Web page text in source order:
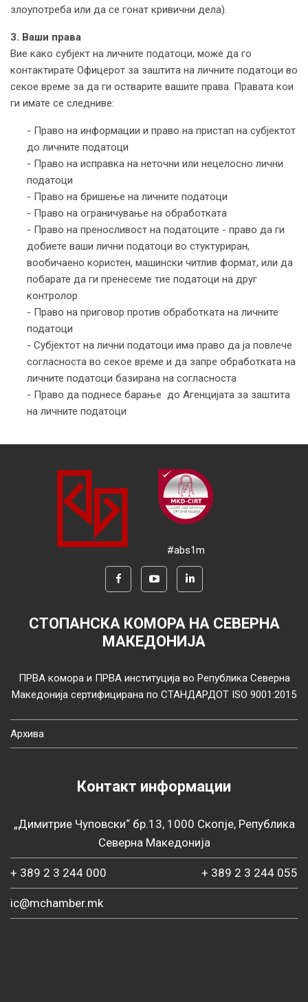
злоупотреба или да се гонат кривични дела).
3. Ваши права
Вие како субјект на личните податоци, може да го
контактирате Офицерот за заштита на личните податоци во
секое време за да ги остварите вашите права. Правата кои
ги имате се следниве:
- Право на информации и право на пристап на субјектот
до личните податоци
- Право на исправка на неточни или нецелосно лични
податоци
- Право на бришење на личните податоци
- Право на ограничување на обработката
- Право на преносливост на податоците - право да ги
добиете ваши лични податоци во стуктуриран,
вообичаено користен, машински читлив формат, или да
побарате да ги пренесеме тие податоци на друг
контролор
- Право на приговор против обработката на личните
податоци
- Субјектот на лични податоци има право да ја повлече
согласноста во секое време и да запре обработката на
личните податоци базирана на согласноста
- Право да поднесе барање до Агенцијата за заштита
на личните податоци
#abs1m
СТОПАНСКА КОМОРА НА СЕВЕРНА
МАКЕДОНИЈА
ПРВА комора и ПРВА институција во Република Северна
Македонија сертифицирана по СТАНДАРДОТ ISO 9001:2015
Архива
Контакт информации
„Димитрие Чуповски“ бр.13, 1000 Скопје, Република
Северна Македонија
+ 389 2 3 244 000 + 389 2 3 244 055
ic@mchamber.mk